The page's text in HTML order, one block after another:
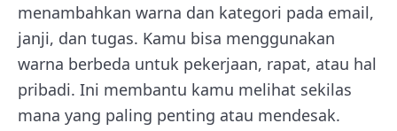
menambahkan warna dan kategori pada email,
janji, dan tugas. Kamu bisa menggunakan
warna berbeda untuk pekerjaan, rapat, atau hal
pribadi. Ini membantu kamu melihat sekilas
mana yang paling penting atau mendesak.